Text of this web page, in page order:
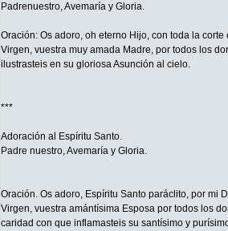
Padrenuestro, Avemaría y Gloria.
Oración: Os adoro, oh eterno Hijo, con toda la
Virgen, vuestra muy amada Madre, por todos los
ilustrasteis en su gloriosa Asunción al cielo.
***
Adoración al Espíritu Santo.
Padre nuestro, Avemaría y Gloria.
Oración. Os adoro, Espíritu Santo paráclito, por mi
Virgen, vuestra amántísima Esposa por todos los
caridad con que inflamasteis su santísimo y